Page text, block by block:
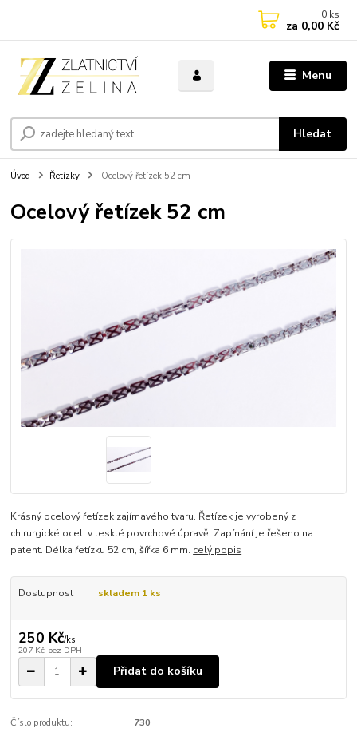
Menu
Hledat
0 ks
za 0,00 Kč
Úvod Řetízky Ocelový řetízek 52 cm
Ocelový řetízek 52 cm
Krásný ocelový řetízek zajímavého tvaru. Řetízek je vyrobený z
chirurgické oceli v lesklé povrchové úpravě. Zapínání je řešeno na
patent. Délka řetízku 52 cm, šířka 6 mm. celý popis
Dostupnost skladem 1 ks
250 Kč/ks
207 Kč bez DPH
Přidat do košíku
Číslo produktu: 730